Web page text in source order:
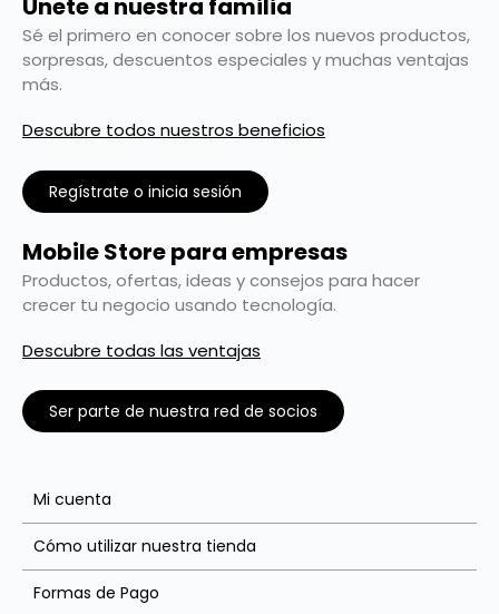
Únete a nuestra familia
Sé el primero en conocer sobre los nuevos productos,
sorpresas, descuentos especiales y muchas ventajas
más.
Descubre todos nuestros beneficios
Regístrate o inicia sesión
Mobile Store para empresas
Productos, ofertas, ideas y consejos para hacer
crecer tu negocio usando tecnología.
Descubre todas las ventajas
Ser parte de nuestra red de socios
Mi cuenta
Cómo utilizar nuestra tienda
Formas de Pago